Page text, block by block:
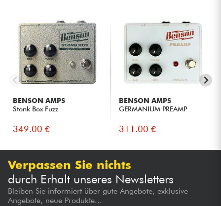
BENSON AMPS
Stonk Box Fuzz
349.00 €
BENSON AMPS
GERMANIUM PREAMP
311.00 €
Verpassen Sie nichts
durch Erhalt unseres Newsletters
Bleiben Sie informiert über gute Angebote, exklusive
Angebote, neue Produkte...